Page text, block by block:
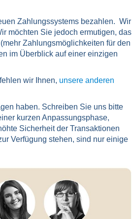
Zahlungssystems bezahlen. Wir
möchten Sie jedoch ermutigen, das
Zahlungsmöglichkeiten für den
im Überblick auf einer einzigen
wir Ihnen, unsere anderen
haben. Schreiben Sie uns bitte
kurzen Anpassungsphase,
Sicherheit der Transaktionen
Verfügung stehen, sind nur einige